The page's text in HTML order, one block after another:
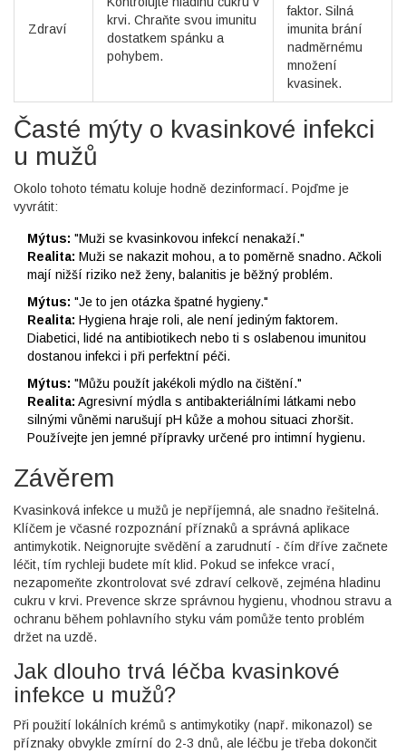
Zdraví
krvi. Chraňte svou imunitu
dostatkem spánku a
pohybem.
faktor. Silná
imunita brání
nadměrnému
množení
kvasinek.
Časté mýty o kvasinkové infekci
u mužů
Okolo tohoto tématu koluje hodně dezinformací. Pojďme je
vyvrátit:
Mýtus: "Muži se kvasinkovou infekcí nenakaží."
Realita: Muži se nakazit mohou, a to poměrně snadno. Ačkoli
mají nižší riziko než ženy, balanitis je běžný problém.
Mýtus: "Je to jen otázka špatné hygieny."
Realita: Hygiena hraje roli, ale není jediným faktorem.
Diabetici, lidé na antibiotikech nebo ti s oslabenou imunitou
dostanou infekci i při perfektní péči.
Mýtus: "Můžu použít jakékoli mýdlo na čištění."
Realita: Agresivní mýdla s antibakteriálními látkami nebo
silnými vůněmi narušují pH kůže a mohou situaci zhoršit.
Používejte jen jemné přípravky určené pro intimní hygienu.
Závěrem
Kvasinková infekce u mužů je nepříjemná, ale snadno řešitelná.
Klíčem je včasné rozpoznání příznaků a správná aplikace
antimykotik. Neignorujte svědění a zarudnutí - čím dříve začnete
léčit, tím rychleji budete mít klid. Pokud se infekce vrací,
nezapomeňte zkontrolovat své zdraví celkově, zejména hladinu
cukru v krvi. Prevence skrze správnou hygienu, vhodnou stravu a
ochranu během pohlavního styku vám pomůže tento problém
držet na uzdě.
Jak dlouho trvá léčba kvasinkové
infekce u mužů?
Při použití lokálních krémů s antimykotiky (např. mikonazol) se
příznaky obvykle zmírní do 2-3 dnů, ale léčbu je třeba dokončit